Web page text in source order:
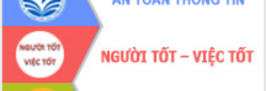
Quyết liệt tháo gỡ vướng mắc, đẩy
nhanh tiến độ các dự án trọng điểm
trong Khu kinh tế Nam Phú Yên
Hòn Yến phát triển du lịch gắn với bảo
tồn biển
Lấy ý kiến điều chỉnh Quy hoạch tỉnh
Đắk Lắk thời kỳ 2021-2030, tầm nhìn